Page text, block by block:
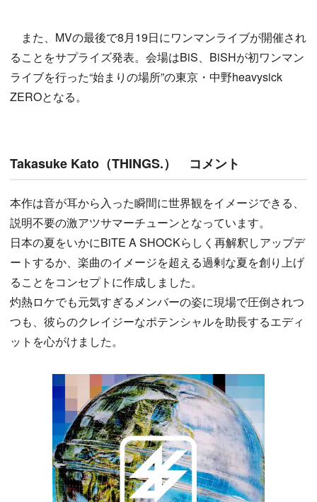
また、MVの最後で8月19日にワンマンライブが開催され
ることをサプライズ発表。会場はBiS、BiSHが初ワンマン
ライブを行った“始まりの場所”の東京・中野heavysick
ZEROとなる。
Takasuke Kato（THINGS.） コメント
本作は音が耳から入った瞬間に世界観をイメージできる、
説明不要の激アツサマーチューンとなっています。
日本の夏をいかにBiTE A SHOCKらしく再解釈しアップデ
ートするか、楽曲のイメージを超える過剰な夏を創り上げ
ることをコンセプトに作成しました。
灼熱ロケでも元気すぎるメンバーの姿に現場で圧倒されつ
つも、彼らのクレイジーなポテンシャルを助長するエディ
ットを心がけました。